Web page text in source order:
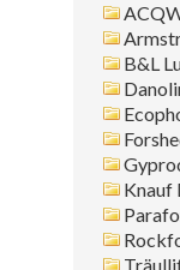
B&L
Knauf